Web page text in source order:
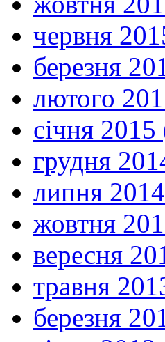
червня
березня
лютого
січня 2015
грудня
липня
жовтня
вересня
травня
березня